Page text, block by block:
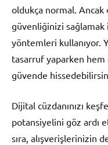
oldukça normal.
güvenliğinizi
yöntemleri kullanıyor.
tasarruf yaparken hem
güvende
Dijital cüzdanınızı
potansiyelini göz ardı
sıra, alışverişlerinizin